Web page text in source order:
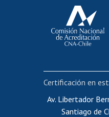
Cursos
Portal de
Certificado
Av. Libertador
Santiago de
Certificación en